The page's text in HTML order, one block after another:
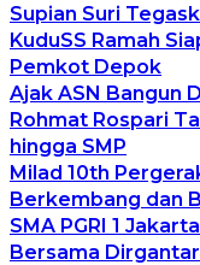
Supian Suri
KuduSS Ramah
Pemkot Depok
Ajak ASN Bangun
Rohmat Rospari
hingga SMP
Milad 10th
Berkembang dan
SMA PGRI 1
Bersama